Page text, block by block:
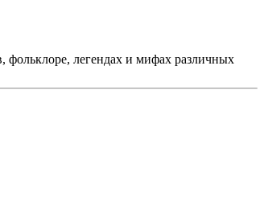
фольклоре, легендах и мифах различных